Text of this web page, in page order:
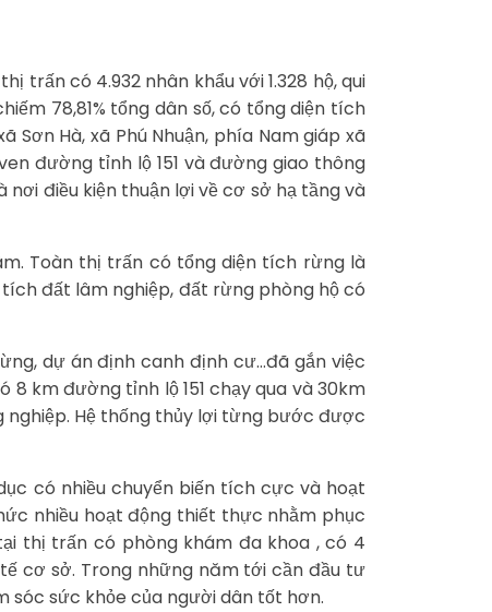
trấn có 4.932 nhân khẩu với 1.328 hộ, qui
78,81% tổng dân số, có tổng diện tích
Sơn Hà, xã Phú Nhuận, phía Nam giáp xã
đường tỉnh lộ 151 và đường giao thông
điều kiện thuận lợi về cơ sở hạ tầng và
Toàn thị trấn có tổng diện tích rừng là
tích đất lâm nghiệp, đất rừng phòng hộ có
dự án định canh định cư…đã gắn việc
km đường tỉnh lộ 151 chạy qua và 30km
nghiệp. Hệ thống thủy lợi từng bước được
có nhiều chuyển biến tích cực và hoạt
nhiều hoạt động thiết thực nhằm phục
thị trấn có phòng khám đa khoa , có 4
tế cơ sở. Trong những năm tới cần đầu tư
sóc sức khỏe của người dân tốt hơn.